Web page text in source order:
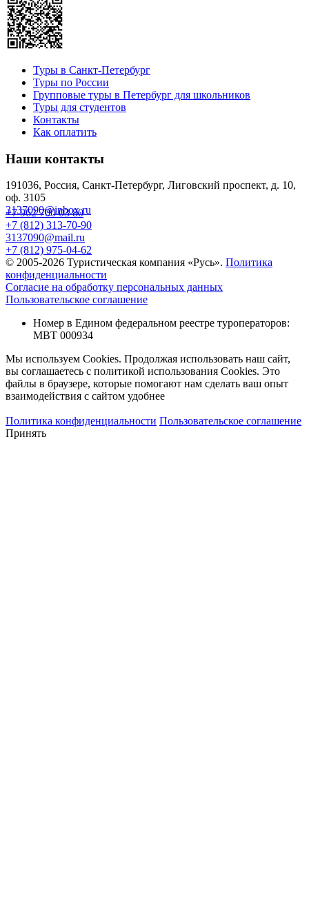
Туры в Санкт-Петербург
Туры по России
Групповые туры в Петербург для школьников
Туры для студентов
Контакты
Как оплатить
Наши контакты
191036, Россия, Санкт-Петербург, Лиговский проспект, д. 10,
оф. 3105
3137090@inbox.ru
+7 962 700 03 80
+7 (812) 313-70-90
3137090@mail.ru
+7 (812) 975-04-62
© 2005-2026 Туристическая компания «Русь». Политика
конфиденциальности
Согласие на обработку персональных данных
Пользовательское соглашение
Номер в Едином федеральном реестре туроператоров:
МВТ 000934
Мы используем Cookies. Продолжая использовать наш сайт,
вы соглашаетесь с политикой использования Cookies. Это
файлы в браузере, которые помогают нам сделать ваш опыт
взаимодействия с сайтом удобнее
Политика конфиденциальности Пользовательское соглашение
Принять